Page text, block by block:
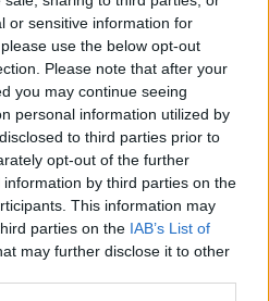
or sensitive information for
use the below opt-out
Please note that after your
you may continue seeing
personal information utilized by
to third parties prior to
opt-out of the further
by third parties on the
This information may
parties on the IAB’s List of
may further disclose it to other
brandmannen och till
till räddningstjänsten.
till att ersätta anställda
kommer och inte tro att